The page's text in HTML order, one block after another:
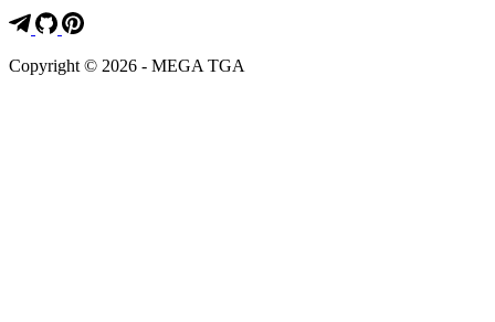
Copyright © 2026 - MEGA TGA